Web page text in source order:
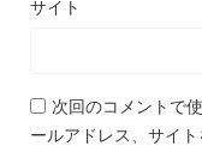
サイト
次回のコメントで
ールアドレス、サイト